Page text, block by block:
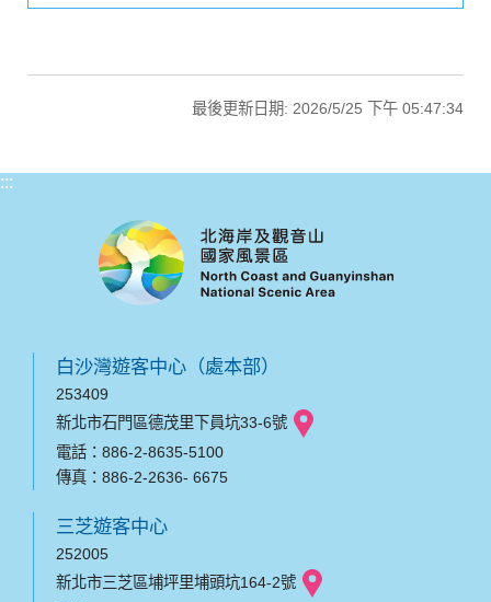
最後更新日期: 2026/5/25 下午 05:47:34
:::
白沙灣遊客中心（處本部）
253409
新北市石門區德茂里下員坑33-6號
電話：886-2-8635-5100
傳真：886-2-2636- 6675
三芝遊客中心
252005
新北市三芝區埔坪里埔頭坑164-2號